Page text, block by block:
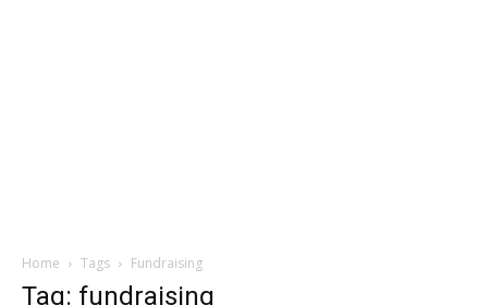
Home Tags Fundraising
Tag: fundraising